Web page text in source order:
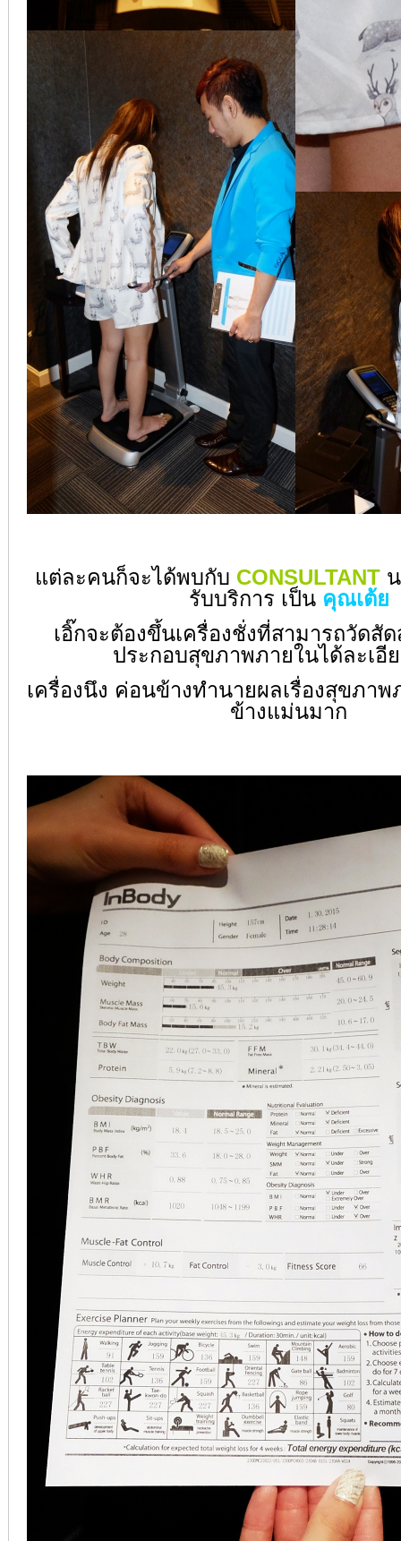
แต่ละคนก็จะได้พบกับ CONSULTANT
รับบริการ เป็น คุณเต้ย
เอิ๊กจะต้องขึ้นเครื่องชั่งที่สามารถวัดสั
ประกอบสุขภาพภายในได้ละเอี
เครื่องนึง ค่อนข้างทำนายผลเรื่องสุขภาพ
ข้างแม่นมาก